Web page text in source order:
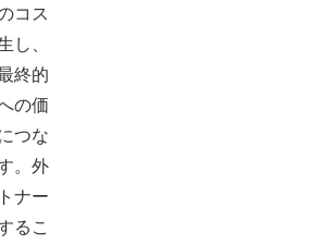
コス
し、
終的
の価
つな
。外
ナー
るこ